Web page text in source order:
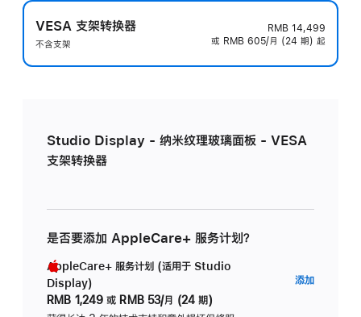
VESA 支架转换器
不含支架
RMB 14,499
或 RMB 605/月 (24 期) 起
Studio Display - 纳米纹理玻璃面板 - VESA
支架转换器
是否要添加 AppleCare+ 服务计划？
AppleCare+ 服务计划 (适用于 Studio
Display)
RMB 1,249 或 RMB 53/月 (24 期)
添加